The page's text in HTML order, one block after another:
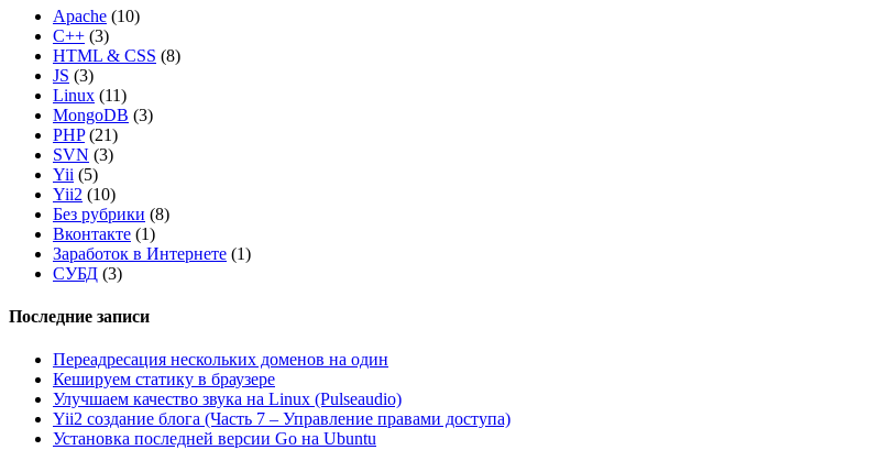
Apache (10)
C++ (3)
HTML & CSS (8)
JS (3)
Linux (11)
MongoDB (3)
PHP(21)
SVN (3)
Yii (5)
Yii2 (10)
Без рубрики (8)
Вконтакте (1)
Заработок в Интернете (1)
СУБД (3)
Последние записи
Переадресация нескольких доменов на один
Кешируем статику в браузере
Улучшаем качество звука на Linux (Pulseaudio)
Yii2 создание блога (Часть 7 – Управление правами доступа)
Установка последней версии Go на Ubuntu